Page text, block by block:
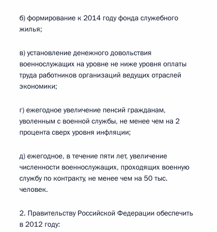
б) формирование к 2014 году фонда служебного
жилья;
в) установление денежного довольствия
военнослужащих на уровне не ниже уровня оплаты
труда работников организаций ведущих отраслей
экономики;
г) ежегодное увеличение пенсий гражданам,
уволенным с военной службы, не менее чем на 2
процента сверх уровня инфляции;
д) ежегодное, в течение пяти лет, увеличение
численности военнослужащих, проходящих военную
службу по контракту, не менее чем на 50 тыс.
человек.
2. Правительству Российской Федерации обеспечить
в 2012 году: